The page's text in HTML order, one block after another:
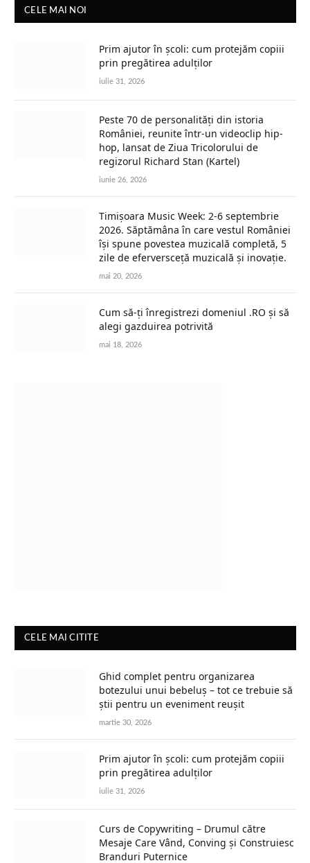
CELE MAI NOI
Prim ajutor în școli: cum protejăm copiii
prin pregătirea adulților
iulie 31, 2026
Peste 70 de personalități din istoria
României, reunite într-un videoclip hip-
hop, lansat de Ziua Tricolorului de
regizorul Richard Stan (Kartel)
iunie 26, 2026
Timișoara Music Week: 2-6 septembrie
2026. Săptămâna în care vestul României
își spune povestea muzicală completă, 5
zile de eferversceță muzicală și inovație.
mai 20, 2026
Cum să-ți înregistrezi domeniul .RO și să
alegi gazduirea potrivită
mai 18, 2026
CELE MAI CITITE
Ghid complet pentru organizarea
botezului unui bebeluș – tot ce trebuie să
știi pentru un eveniment reușit
martie 30, 2026
Prim ajutor în școli: cum protejăm copiii
prin pregătirea adulților
iulie 31, 2026
Curs de Copywriting – Drumul către
Mesaje Care Vând, Conving și Construiesc
Branduri Puternice